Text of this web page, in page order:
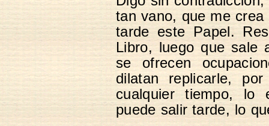
tan vano, que me
tarde este Papel.
Libro, luego que sale
se ofrecen
dilatan replicarle,
cualquier tiempo, lo
puede salir tarde, lo